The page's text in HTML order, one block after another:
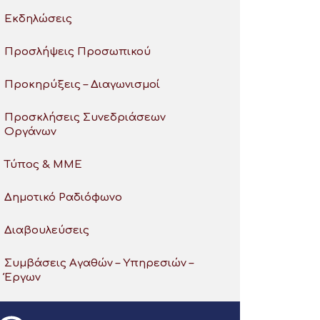
Εκδηλώσεις
Προσλήψεις Προσωπικού
Προκηρύξεις – Διαγωνισμοί
Προσκλήσεις Συνεδριάσεων
Οργάνων
Τύπος & ΜΜΕ
Δημοτικό Ραδιόφωνο
Διαβουλεύσεις
Συμβάσεις Αγαθών – Υπηρεσιών –
Έργων